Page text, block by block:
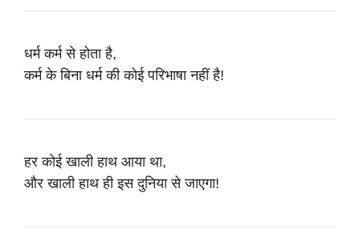
धर्म कर्म से होता है,
कर्म के बिना धर्म की कोई परिभाषा नहीं है!
हर कोई खाली हाथ आया था,
और खाली हाथ ही इस दुनिया से जाएगा!